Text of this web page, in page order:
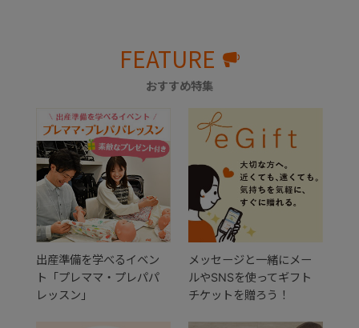
FEATURE
おすすめ特集
出産準備を学べるイベン
ト「プレママ・プレパパ
レッスン」
メッセージと一緒にメー
ルやSNSを使ってギフト
チケットを贈ろう！